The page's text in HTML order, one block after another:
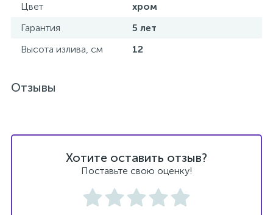
Цвет
хром
Гарантия
5 лет
Высота излива, см
12
Отзывы
Хотите оставить отзыв?
Поставьте свою оценку!